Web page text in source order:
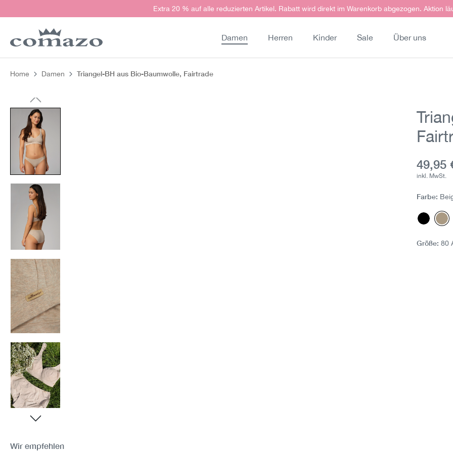
Zur Hauptnavigation springenExtra 20 % auf alle reduzierten Artikel. Rabatt wird direkt im Warenkorb abgezogen. Aktion
Damen Herren Kinder Sale Über uns
Home Damen Triangel-BH aus Bio-Baumwolle, Fairtrade
Bildergalerie überspringen
49,95
inkl. MwSt.
Farbe:
Größe:
Wir empfehlen